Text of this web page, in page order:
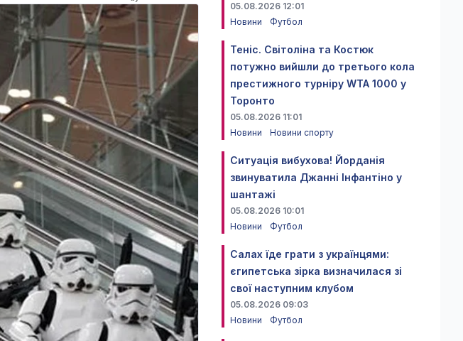
05.08.2026 12:01
Новини
Футбол
Теніс. Світоліна та Костюк
потужно вийшли до третього кола
престижного турніру WTA 1000 у
Торонто
05.08.2026 11:01
Новини
Новини спорту
Ситуація вибухова! Йорданія
звинуватила Джанні Інфантіно у
шантажі
05.08.2026 10:01
Новини
Футбол
Салах їде грати з українцями:
єгипетська зірка визначилася зі
свої наступним клубом
05.08.2026 09:03
Новини
Футбол